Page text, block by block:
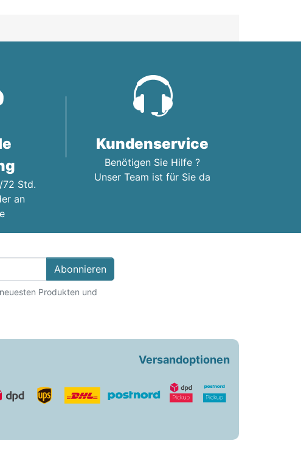
Std.
an
Kundenservice
Benötigen Sie Hilfe ?
Unser Team ist für Sie da
Abonnieren
Produkten und
Versandoptionen